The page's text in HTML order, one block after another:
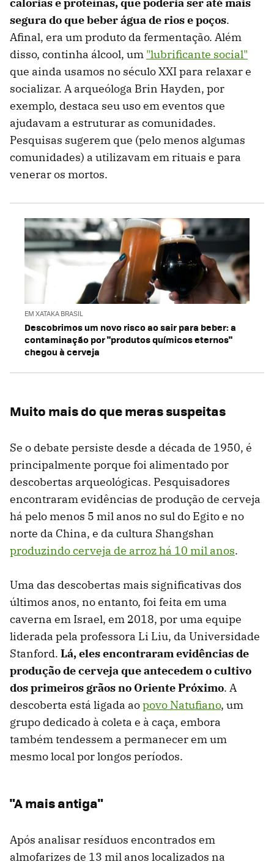
segura do que beber água de rios e poços.
Afinal, era um produto da fermentação. Além
disso, continha álcool, um "lubrificante social"
que ainda usamos no século XXI para relaxar e
socializar. A arqueóloga Brin Hayden, por
exemplo, destaca seu uso em eventos que
ajudavam a estruturar as comunidades.
Pesquisas sugerem que (pelo menos algumas
comunidades) a utilizavam em rituais e para
venerar os mortos.
EM XATAKA BRASIL
Descobrimos um novo risco ao sair para beber: a
contaminação por "produtos químicos eternos"
chegou à cerveja
Muito mais do que meras suspeitas
Se o debate persiste desde a década de 1950, é
principalmente porque foi alimentado por
descobertas arqueológicas. Pesquisadores
encontraram evidências de produção de cerveja
há pelo menos 5 mil anos no sul do Egito e no
norte da China, e da cultura Shangshan
produzindo cerveja de arroz há 10 mil anos.
Uma das descobertas mais significativas dos
últimos anos, no entanto, foi feita em uma
caverna em Israel, em 2018, por uma equipe
liderada pela professora Li Liu, da Universidade
Stanford. Lá, eles encontraram evidências de
produção de cerveja que antecedem o cultivo
dos primeiros grãos no Oriente Próximo. A
descoberta está ligada aopovo Natufiano, um
grupo dedicado à coleta e à caça, embora
também tendessem a permanecer em um
mesmo local por longos períodos.
"A mais antiga"
Após analisar resíduos encontrados em
almofarizes de 13 mil anos localizados na